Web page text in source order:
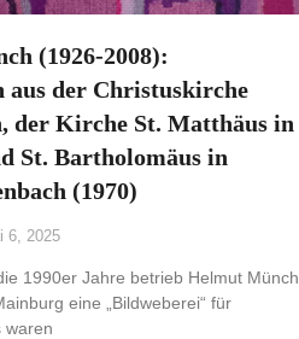
(1926-2008):
aus der Christuskirche
der Kirche St. Matthäus in
St. Bartholomäus in
(1970)
6, 2025
1990er Jahre betrieb Helmut Münch
eine „Bildweberei“ für
waren